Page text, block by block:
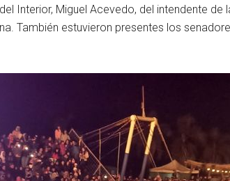
Interior, Miguel Acevedo, del intendente de
También estuvieron presentes los